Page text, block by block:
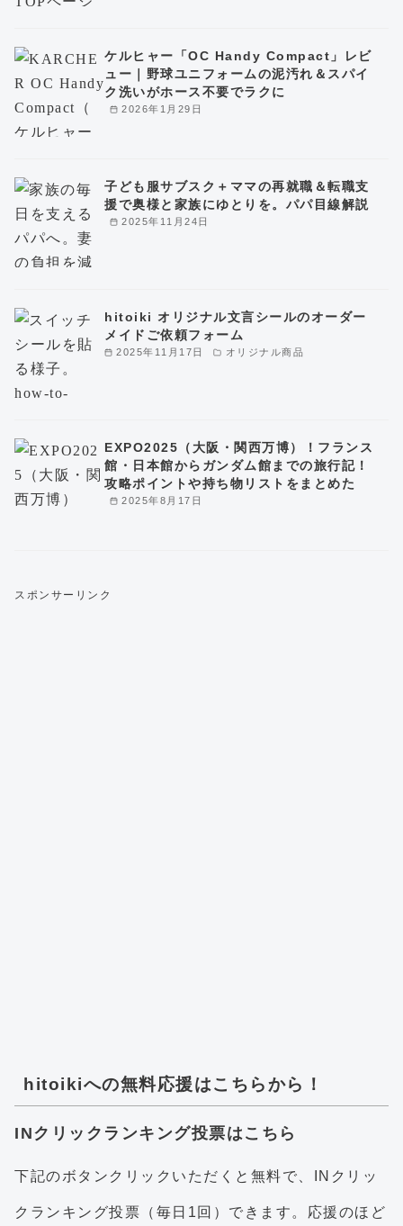
2026年1月29日
ケルヒャー「OC Handy Compact」レビ
ュー｜野球ユニフォームの泥汚れ＆スパイ
ク洗いがホース不要でラクに
2025年11月24日
子ども服サブスク＋ママの再就職＆転職支
援で奥様と家族にゆとりを。パパ目線解説
2025年11月17日 オリジナル商品
hitoiki オリジナル文言シールのオーダー
メイドご依頼フォーム
2025年8月17日
EXPO2025（大阪・関西万博）！フランス
館・日本館からガンダム館までの旅行記！
攻略ポイントや持ち物リストをまとめた
スポンサーリンク
hitoikiへの無料応援はこちらから！
INクリックランキング投票はこちら
下記のボタンクリックいただくと無料で、INクリッ
クランキング投票（毎日1回）できます。応援のほど